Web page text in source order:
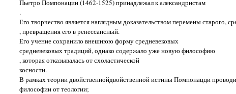
Пьетро Помпонации (1462-1525) принадлежал к александристам
.
Его творчество является наглядным доказательством перемены старого,
, превращения его в ренессансный.
Его учение сохранило внешнюю форму средневековых
средневековых традиций, однако содержало уже новую философию
, которая отказывалась от схоластической
косности.
В рамках теории двойственнойдвойственной истины Помпонацци
философии от теологии;